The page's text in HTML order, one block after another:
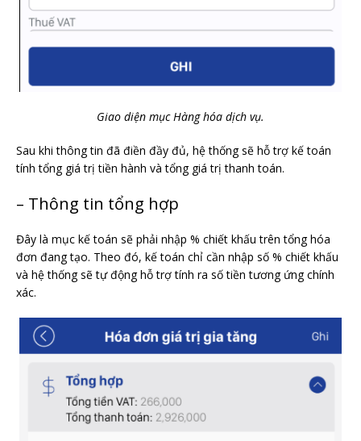
Giao diện mục Hàng hóa dịch vụ.
Sau khi thông tin đã điền đầy đủ, hệ thống sẽ hỗ trợ kế toán
tính tổng giá trị tiền hành và tổng giá trị thanh toán.
– Thông tin tổng hợp
Đây là mục kế toán sẽ phải nhập % chiết khấu trên tổng hóa
đơn đang tạo. Theo đó, kế toán chỉ cần nhập số % chiết khấu
và hệ thống sẽ tự động hỗ trợ tính ra số tiền tương ứng chính
xác.